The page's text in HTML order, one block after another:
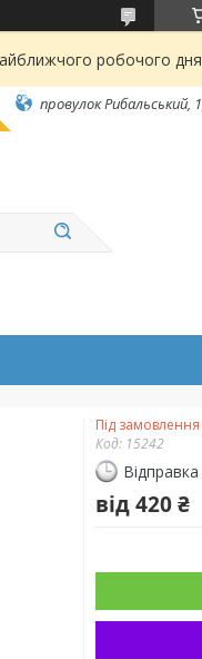
робочого
провулок Рибальський,
Під замовлення
Код: 15242
від420 ₴